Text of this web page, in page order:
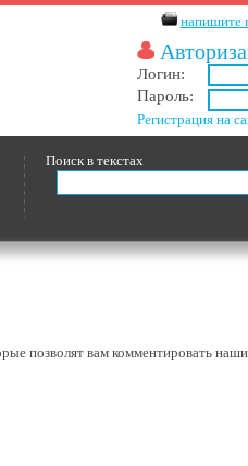
напишите
Логин:
Пароль:
Регистрация на
Поиск в текстах
позволят вам комментировать